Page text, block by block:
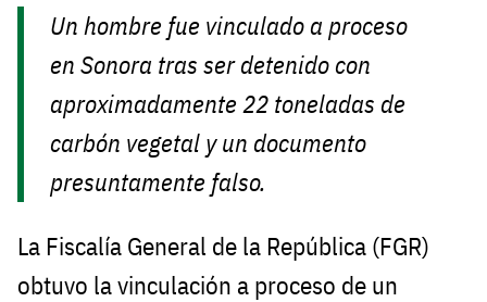
Un hombre fue vinculado a proceso
en Sonora tras ser detenido con
aproximadamente 22 toneladas de
carbón vegetal y un documento
presuntamente falso.
La Fiscalía General de la República (FGR)
obtuvo la vinculación a proceso de un